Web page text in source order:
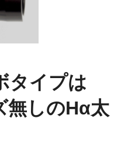
イプは
無しのHα太